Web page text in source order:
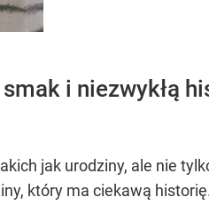
i niezwykłą
jak urodziny, ale nie
który ma ciekawą